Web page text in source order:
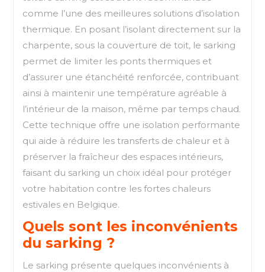
comme l’une des meilleures solutions d’isolation
thermique. En posant l’isolant directement sur la
charpente, sous la couverture de toit, le sarking
permet de limiter les ponts thermiques et
d’assurer une étanchéité renforcée, contribuant
ainsi à maintenir une température agréable à
l’intérieur de la maison, même par temps chaud.
Cette technique offre une isolation performante
qui aide à réduire les transferts de chaleur et à
préserver la fraîcheur des espaces intérieurs,
faisant du sarking un choix idéal pour protéger
votre habitation contre les fortes chaleurs
estivales en Belgique.
Quels sont les inconvénients
du sarking ?
Le sarking présente quelques inconvénients à